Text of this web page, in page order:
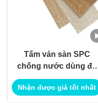
Tấm ván sàn SPC
chống nước dùng để
trang trí nội ngoại thất
Nhận được giá tốt nhất